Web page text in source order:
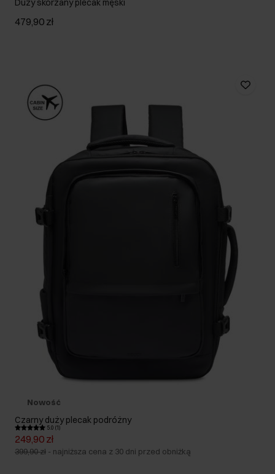
Duży skórzany plecak męski
479,90 zł
Nowość
Czarny duży plecak podróżny
5.0 (1)
249,90 zł
399,90 zł - najniższa cena z 30 dni przed obniżką